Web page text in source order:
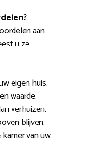
aan
u ze
eigen huis.
waarde.
verhuizen.
blijven.
van uw